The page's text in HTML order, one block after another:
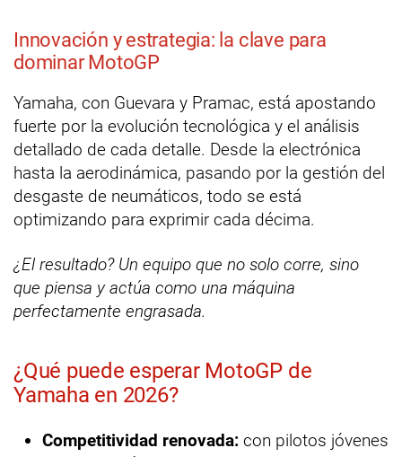
Innovación y estrategia: la clave para
dominar MotoGP
Yamaha, con Guevara y Pramac, está apostando
fuerte por la evolución tecnológica y el análisis
detallado de cada detalle. Desde la electrónica
hasta la aerodinámica, pasando por la gestión del
desgaste de neumáticos, todo se está
optimizando para exprimir cada décima.
¿El resultado? Un equipo que no solo corre, sino
que piensa y actúa como una máquina
perfectamente engrasada.
¿Qué puede esperar MotoGP de
Yamaha en 2026?
Competitividad renovada: con pilotos jóvenes